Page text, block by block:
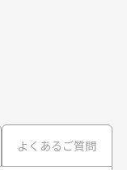
よくあるご質問